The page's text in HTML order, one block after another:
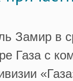
Замир в
Газа с